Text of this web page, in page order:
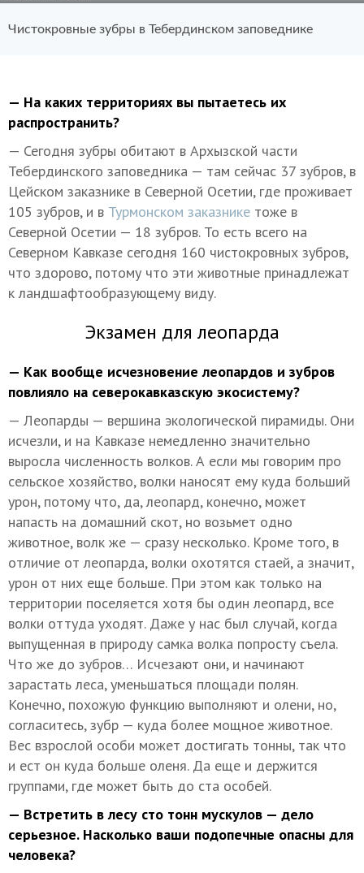
Чистокровные зубры в Тебердинском заповеднике
— На каких территориях вы пытаетесь их
распространить?
— Сегодня зубры обитают в Архызской части
Тебердинского заповедника — там сейчас 37 зубров, в
Цейском заказнике в Северной Осетии, где проживает
105 зубров, и в Турмонском заказнике тоже в
Северной Осетии — 18 зубров. То есть всего на
Северном Кавказе сегодня 160 чистокровных зубров,
что здорово, потому что эти животные принадлежат
к ландшафтообразующему виду.
Экзамен для леопарда
— Как вообще исчезновение леопардов и зубров
повлияло на северокавказскую экосистему?
— Леопарды — вершина экологической пирамиды. Они
исчезли, и на Кавказе немедленно значительно
выросла численность волков. А если мы говорим про
сельское хозяйство, волки наносят ему куда больший
урон, потому что, да, леопард, конечно, может
напасть на домашний скот, но возьмет одно
животное, волк же — сразу несколько. Кроме того, в
отличие от леопарда, волки охотятся стаей, а значит,
урон от них еще больше. При этом как только на
территории поселяется хотя бы один леопард, все
волки оттуда уходят. Даже у нас был случай, когда
выпущенная в природу самка волка попросту съела.
Что же до зубров… Исчезают они, и начинают
зарастать леса, уменьшаться площади полян.
Конечно, похожую функцию выполняют и олени, но,
согласитесь, зубр — куда более мощное животное.
Вес взрослой особи может достигать тонны, так что
и ест он куда больше оленя. Да еще и держится
группами, где может быть до ста особей.
— Встретить в лесу сто тонн мускулов — дело
серьезное. Насколько ваши подопечные опасны для
человека?